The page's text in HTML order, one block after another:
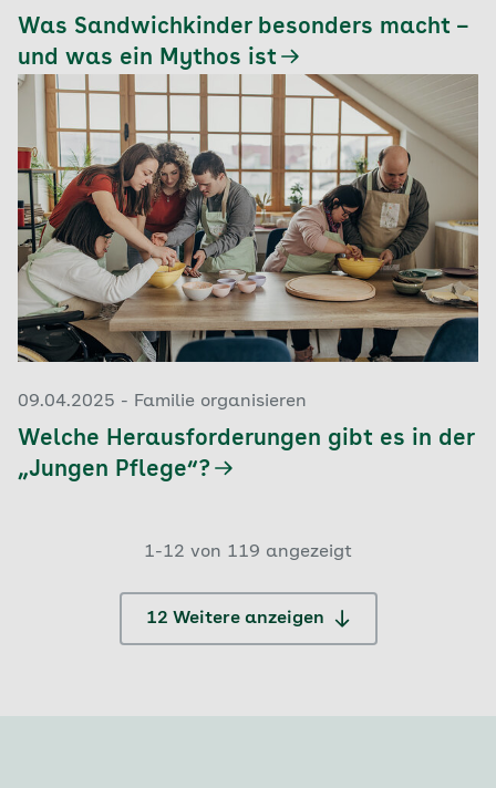
Was Sandwichkinder besonders macht –
und was ein Mythos ist
09.04.2025 - Familie organisieren
Welche Herausforderungen gibt es in der
„Jungen Pflege“?
1-12 von 119 angezeigt
12 Weitere anzeigen